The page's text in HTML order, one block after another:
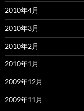
2010年4月
2010年3月
2010年2月
2010年1月
2009年12月
2009年11月